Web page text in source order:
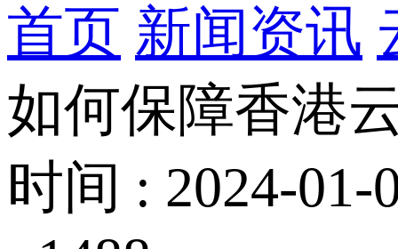
首页 新闻资讯
如何保障香港
时间 : 2024-01-